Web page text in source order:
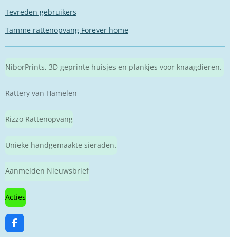
Tevreden gebruikers
Tamme rattenopvang Forever home
NiborPrints, 3D geprinte huisjes en plankjes voor knaagdieren.
Rattery van Hamelen
Rizzo Rattenopvang
Unieke handgemaakte sieraden.
Aanmelden Nieuwsbrief
Acties
F
a